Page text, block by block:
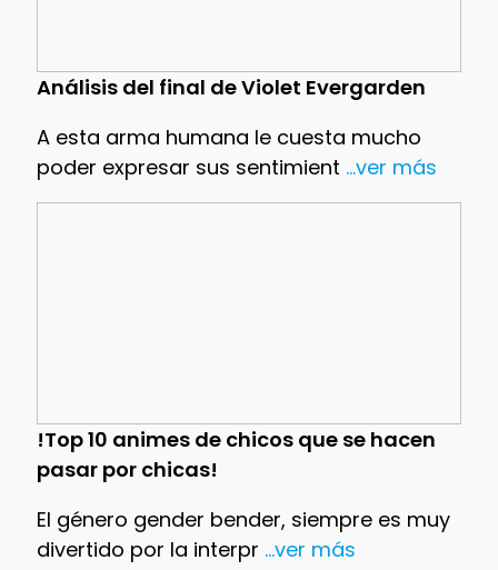
Análisis del final de Violet Evergarden
A esta arma humana le cuesta mucho
poder expresar sus sentimient ...ver más
!Top 10 animes de chicos que se hacen
pasar por chicas!
El género gender bender, siempre es muy
divertido por la interpr ...ver más